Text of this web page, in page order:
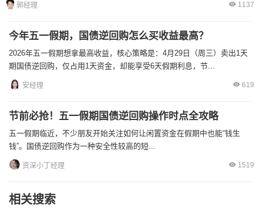
郭经理 1137
今年五一假期，国债逆回购怎么买收益最高？
2026年五一假期想拿最高收益，核心策略是：4月29日（周三）卖出1天
期国债逆回购，仅占用1天资金，却能享受6天假期利息，节...
安经理 619
节前必抢！五一假期国债逆回购操作时点全攻略
五一假期临近，不少朋友开始关注如何让闲置资金在假期中也能“钱生
钱”。国债逆回购作为一种安全性较高的短...
资深小丁经理 1519
相关搜索